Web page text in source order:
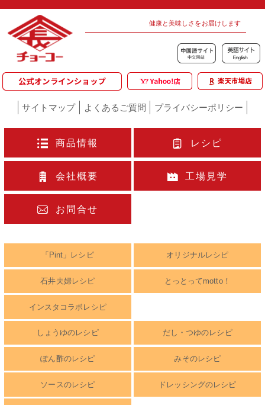
健康と美味しさをお届けします
サイトマップ よくあるご質問 プライバシーポリシー
商品情報 レシピ
会社概要 工場見学
お問合せ
「Pint」レシピ オリジナルレシピ
石井夫婦レシピ とっとってmotto！
インスタコラボレシピ
しょうゆのレシピ だし・つゆのレシピ
ぽん酢のレシピ みそのレシピ
ソースのレシピ ドレッシングのレシピ